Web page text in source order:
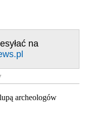
na
archeologów